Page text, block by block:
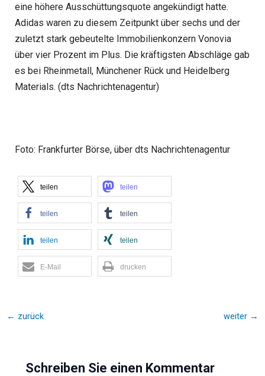
eine höhere Ausschüttungsquote angekündigt hatte.
Adidas waren zu diesem Zeitpunkt über sechs und der
zuletzt stark gebeutelte Immobilienkonzern Vonovia
über vier Prozent im Plus. Die kräftigsten Abschläge gab
es bei Rheinmetall, Münchener Rück und Heidelberg
Materials. (dts Nachrichtenagentur)
Foto: Frankfurter Börse, über dts Nachrichtenagentur
teilen teilen
teilen teilen
teilen teilen
E-Mail drucken
← zurück weiter →
Schreiben Sie einen Kommentar